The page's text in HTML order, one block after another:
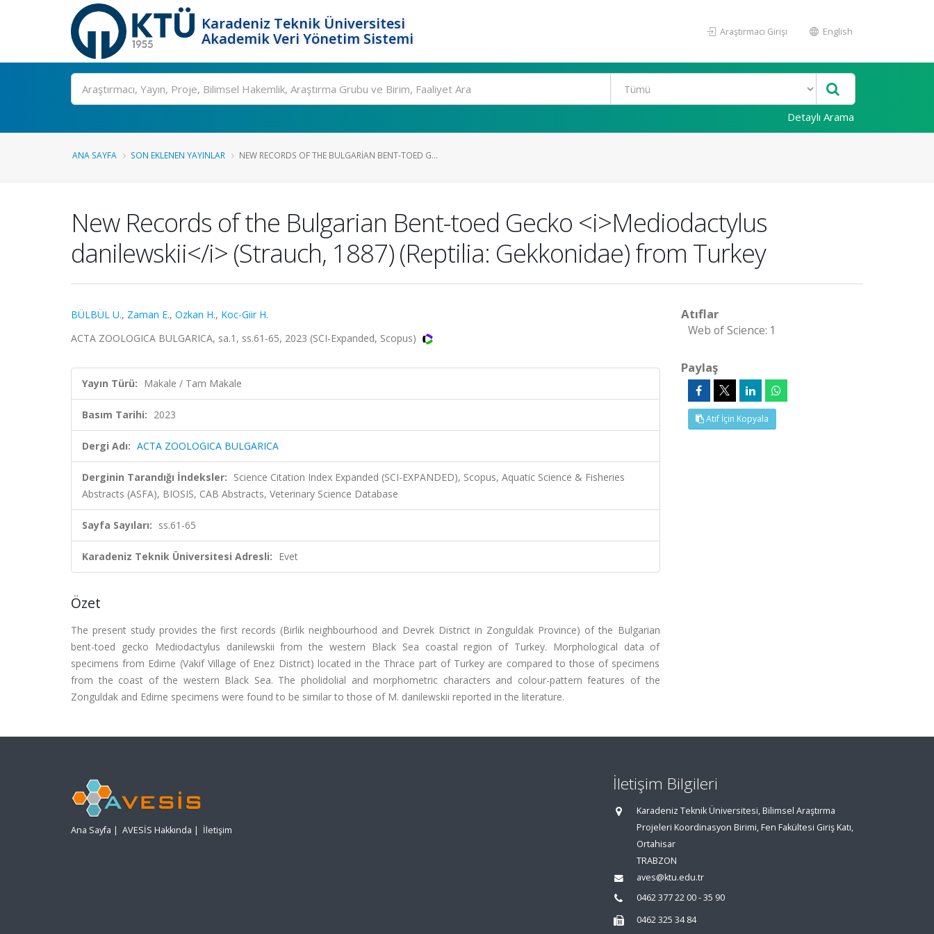
Karadeniz Teknik Üniversitesi
Akademik Veri Yönetim Sistemi
Araştırmacı Girişi English
Ara
Detaylı Arama
ANA SAYFA SON EKLENEN YAYINLAR NEW RECORDS OF THE BULGARIAN BENT-TOED G...
New Records of the Bulgarian Bent-toed Gecko <i>Mediodactylus
danilewskii</i> (Strauch, 1887) (Reptilia: Gekkonidae) from Turkey
BÜLBÜL U., Zaman E., Ozkan H., Koc-Giir H.
ACTA ZOOLOGICA BULGARICA, sa.1, ss.61-65, 2023 (SCI-Expanded, Scopus)
Yayın Türü: Makale / Tam Makale
Basım Tarihi: 2023
Dergi Adı: ACTA ZOOLOGICA BULGARICA
Derginin Tarandığı İndeksler: Science Citation Index Expanded (SCI-EXPANDED), Scopus, Aquatic Science & Fisheries
Abstracts (ASFA), BIOSIS, CAB Abstracts, Veterinary Science Database
Sayfa Sayıları: ss.61-65
Karadeniz Teknik Üniversitesi Adresli: Evet
Özet
The present study provides the first records (Birlik neighbourhood and Devrek District in Zonguldak Province) of the Bulgarian
bent-toed gecko Mediodactylus danilewskii from the western Black Sea coastal region of Turkey. Morphological data of
specimens from Edirne (Vakif Village of Enez District) located in the Thrace part of Turkey are compared to those of specimens
from the coast of the western Black Sea. The pholidolial and morphometric characters and colour-pattern features of the
Zonguldak and Edirne specimens were found to be similar to those of M. danilewskii reported in the literature.
Atıflar
Web of Science: 1
Paylaş
Atıf İçin Kopyala
Ana Sayfa | AVESİS Hakkında | İletişim
İletişim Bilgileri
Karadeniz Teknik Üniversitesi, Bilimsel Araştırma
Projeleri Koordinasyon Birimi, Fen Fakültesi Giriş Katı,
Ortahisar
TRABZON
aves@ktu.edu.tr
0462 377 22 00 - 35 90
0462 325 34 84